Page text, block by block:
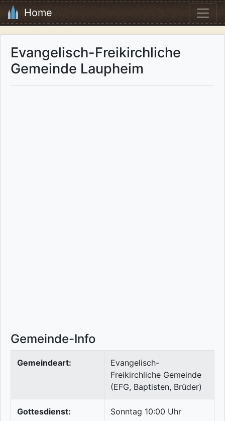
Home
Evangelisch-Freikirchliche
Gemeinde Laupheim
Gemeinde-Info
Gemeindeart:
Evangelisch-
Freikirchliche Gemeinde
(EFG, Baptisten, Brüder)
Gottesdienst: Sonntag 10:00 Uhr